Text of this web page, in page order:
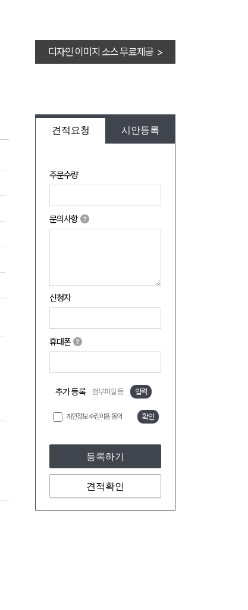
디자인 이미지 소스 무료제공 >
견적요청 시안등록
주문수량
문의사항
신청자
휴대폰
추가 등록 첨부파일 등 입력
개인정보 수집이용 동의 확인
등록하기
견적확인